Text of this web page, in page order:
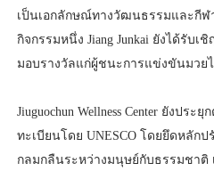
เป็นเอกลักษณ์ทางวัฒนธรรมและกีฬ
กิจกรรมหนึ่ง Jiang Junkai ยังได้รับ
มอบรางวัลแก่ผู้ชนะการแข่งขันมวย
Jiuguochun Wellness Center ยังปร
ทะเบียนโดย UNESCO โดยยึดหลัก
กลมกลืนระหว่างมนุษย์กับธรรมชาติ